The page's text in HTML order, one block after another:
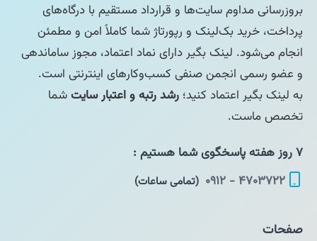
بروزرسانی مداوم سایت‌ها و قرارداد مستقیم با درگاه‌های
پرداخت، خرید بک‌لینک و رپورتاژ شما کاملاً امن و مطمئن
انجام می‌شود. لینک بگیر دارای نماد اعتماد، مجوز ساماندهی
و عضو رسمی انجمن صنفی کسب‌وکارهای اینترنتی است.
به لینک بگیر اعتماد کنید؛ رشد رتبه و اعتبار سایتشما
تخصص ماست.
۷ روز هفته پاسخگوی شما هستیم :
۴۷۰۳۷۲۲ - ۰۹۱۲
(تمامی ساعات)
صفحات